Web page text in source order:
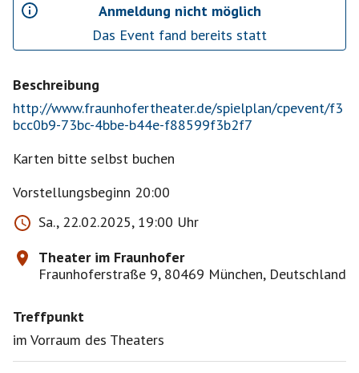
Anmeldung nicht möglich
Das Event fand bereits statt
Beschreibung
http://www.fraunhofertheater.de/spielplan/cpevent/f3
bcc0b9-73bc-4bbe-b44e-f88599f3b2f7
Karten bitte selbst buchen
Vorstellungsbeginn 20:00
Sa., 22.02.2025, 19:00 Uhr
Theater im Fraunhofer
Fraunhoferstraße 9, 80469 München, Deutschland
Treffpunkt
im Vorraum des Theaters